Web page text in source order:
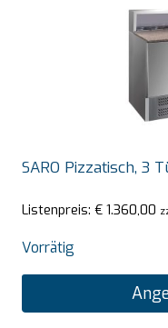
SARO Pizzatisch, 3
Listenpreis: € 1.360,00
Vorrätig